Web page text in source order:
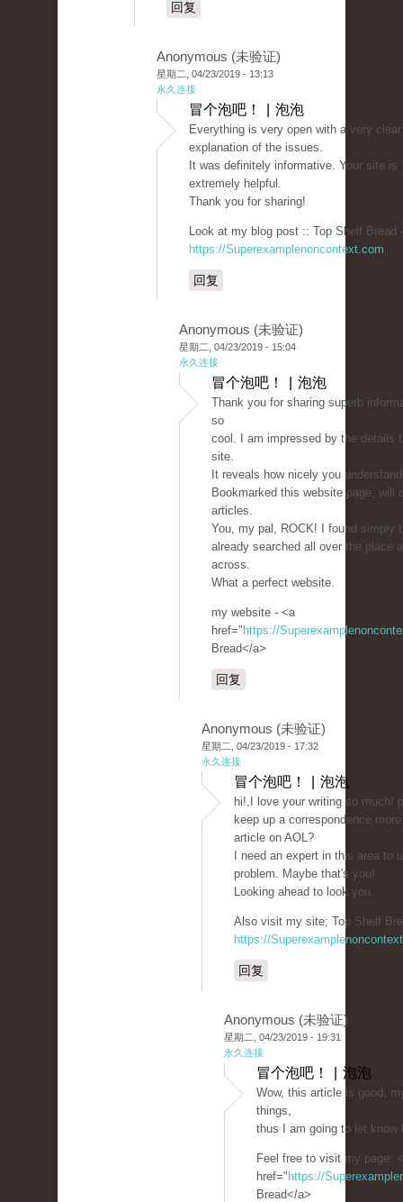
回复
Anonymous (未验证)
星期二, 04/23/2019 - 13:13
永久连接
冒个泡吧！ | 泡泡
Everything is very open with a very clear
explanation of the issues.
It was definitely informative. Your site is
extremely helpful.
Thank you for sharing!
Look at my blog post :: Top Shelf Bread -
https://Superexamplenoncontext.com
回复
Anonymous (未验证)
星期二, 04/23/2019 - 15:04
永久连接
冒个泡吧！ | 泡泡
Thank you for sharing superb
so
cool. I am impressed by the details
site.
It reveals how nicely you
Bookmarked this website page, will
articles.
You, my pal, ROCK! I found simply
already searched all over the place
across.
What a perfect website.
my website - <a
href=" https://
Bread</a>
回复
Anonymous (未验证)
星期二, 04/23/2019 - 17:32
永久连接
冒个泡吧！ | 泡泡
hi!,I love your writing so much!
keep up a correspondence
article on AOL?
I need an expert in this area to
problem. Maybe that's you!
Looking ahead to look you.
Also visit my site; Top Shelf
https://
回复
Anonymous (未验证)
星期二, 04/23/2019 - 19:31
永久连接
冒个泡吧！ | 泡泡
Wow, this article is good,
things,
thus I am going to let know
Feel free to visit my page:
href=" https://
Bread</a>